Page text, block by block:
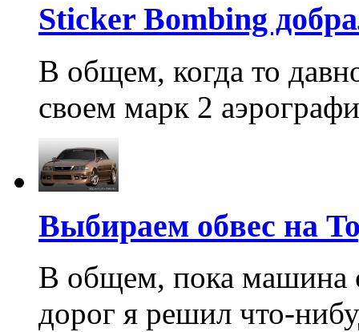
Sticker Bombing
В общем, когда то
своем марк 2
Выбираем обвес на
В общем, пока машина
дорог я решил что-